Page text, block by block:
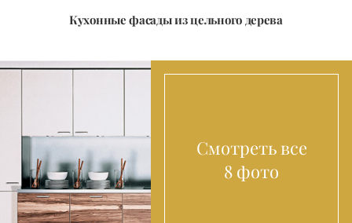
Кухонные фасады из цельного дерева
Смотреть все
8 фото